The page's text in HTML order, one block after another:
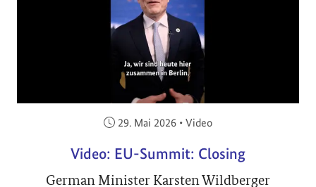
Veröffentlicht am:
29. Mai 2026 • Video
Video: EU-Summit: Closing
German Minister Karsten Wildberger